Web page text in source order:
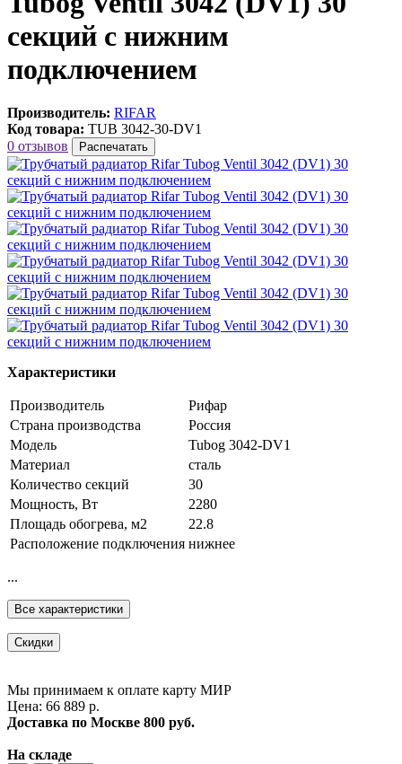
секций с нижним
подключением
Производитель: RIFAR
Код товара: TUB 3042-30-DV1
0 отзывов
Распечатать
Характеристики
Производитель
Рифар
Страна производства
Россия
Модель
Tubog 3042-DV1
Материал
сталь
Количество секций
30
Мощность, Вт
2280
Площадь обогрева, м2
22.8
Расположение подключения нижнее
...
Все характеристики
Скидки
Мы принимаем к оплате карту МИР
Цена: 66 889 р.
Доставка по Москве 800 руб.
На складе